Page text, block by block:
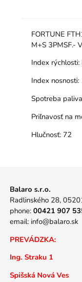
FORTUNE
M+S 3PMSF.-
Index rýchlosti:
Index nosnosti:
Spotreba
Priľnavosť na
Hlučnosť:72
Balaro s.r.o.
Radlinského 28,
phone: 00421 907
email: info@balaro.sk
PREVÁDZKA:
Ing. Straku 1
Spišská Nová Ves